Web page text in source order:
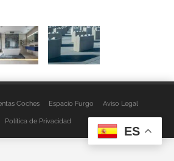
Coches Espacio Furgo Aviso Legal
Política de Privacidad
ES